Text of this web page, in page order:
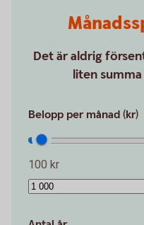
Det är aldrig
liten
Belopp per månad (kr)
100 kr